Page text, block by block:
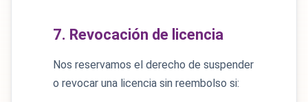
7. Revocación de licencia
Nos reservamos el derecho de suspender
o revocar una licencia sin reembolso si: